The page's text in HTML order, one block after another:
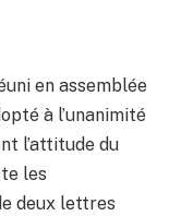
en assemblée
à l’unanimité
l’attitude du
les
deux lettres